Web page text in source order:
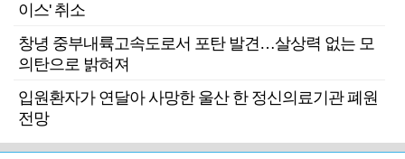
이스' 취소
창녕 중부내륙고속도로서 포탄 발견…살상력 없는 모
의탄으로 밝혀져
입원환자가 연달아 사망한 울산 한 정신의료기관 폐원
전망